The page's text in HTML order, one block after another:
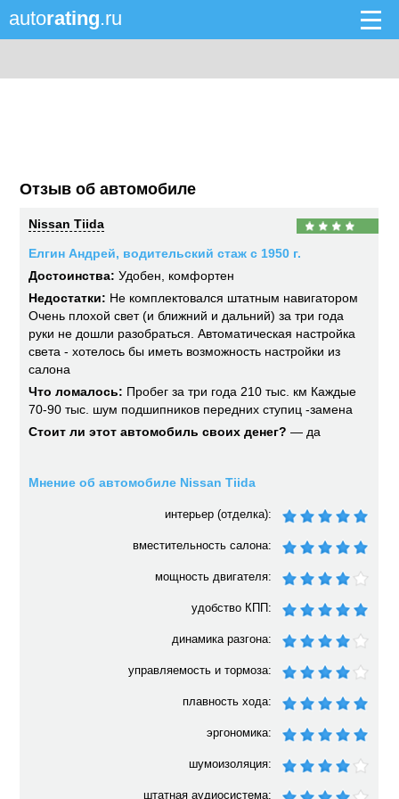
autorating.ru
Отзыв об автомобиле
Nissan Tiida
Елгин Андрей, водительский стаж с 1950 г.
Достоинства: Удобен, комфортен
Недостатки: Не комплектовался штатным навигатором
Очень плохой свет (и ближний и дальний) за три года
руки не дошли разобраться. Автоматическая настройка
света - хотелось бы иметь возможность настройки из
салона
Что ломалось: Пробег за три года 210 тыс. км Каждые
70-90 тыс. шум подшипников передних ступиц -замена
Стоит ли этот автомобиль своих денег? — да
Мнение об автомобиле Nissan Tiida
интерьер (отделка):
вместительность салона:
мощность двигателя:
удобство КПП:
динамика разгона:
управляемость и тормоза:
плавность хода:
эргономика:
шумоизоляция:
штатная аудиосистема: